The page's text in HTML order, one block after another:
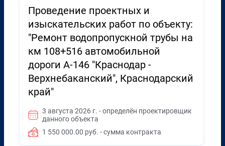
Проведение проектных и
изыскательских работ по объекту:
"Ремонт водопропускной трубы на
км 108+516 автомобильной
дороги А-146 "Краснодар -
Верхнебаканский", Краснодарский
край"
3 августа 2026 г. - определён проектировщик
данного объекта
1 550 000.00 руб. - сумма контракта